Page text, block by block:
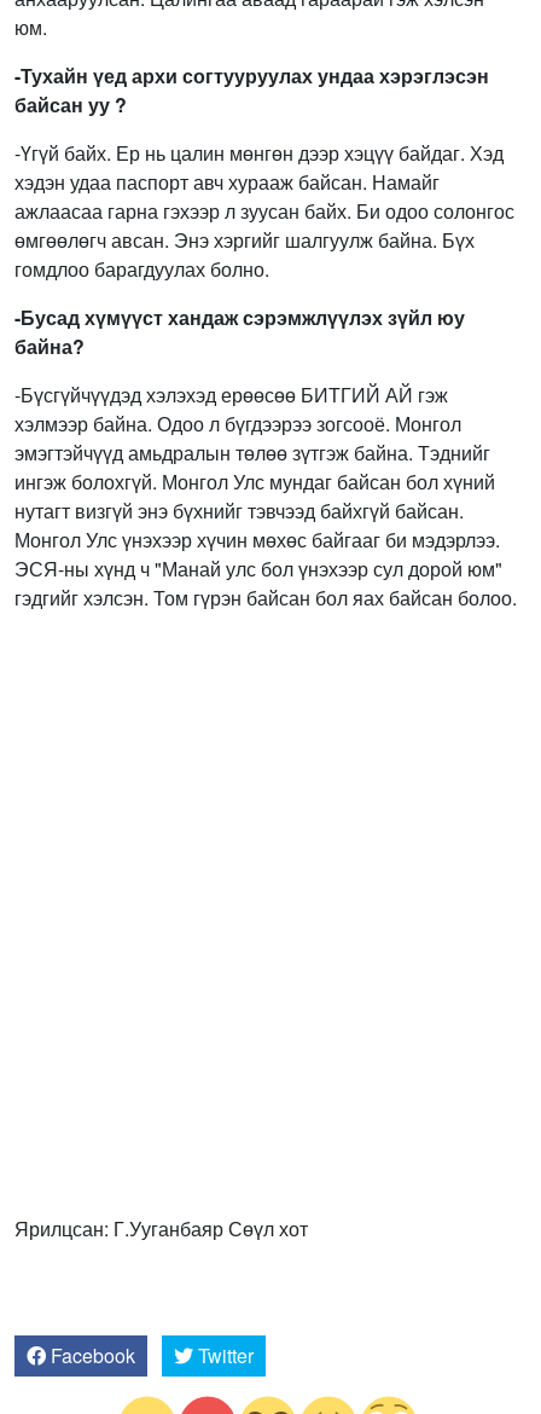
юм.
-Тухайн үед архи согтууруулах ундаа хэрэглэсэн
байсан уу ?
-Үгүй байх. Ер нь цалин мөнгөн дээр хэцүү байдаг. Хэд
хэдэн удаа паспорт авч хурааж байсан. Намайг
ажлаасаа гарна гэхээр л зуусан байх. Би одоо солонгос
өмгөөлөгч авсан. Энэ хэргийг шалгуулж байна. Бүх
гомдлоо барагдуулах болно.
-Бусад хүмүүст хандаж сэрэмжлүүлэх зүйл юу
байна?
-Бүсгүйчүүдэд хэлэхэд ерөөсөө БИТГИЙ АЙ гэж
хэлмээр байна. Одоо л бүгдээрээ зогсооё. Монгол
эмэгтэйчүүд амьдралын төлөө зүтгэж байна. Тэднийг
ингэж болохгүй. Монгол Улс мундаг байсан бол хүний
нутагт визгүй энэ бүхнийг тэвчээд байхгүй байсан.
Монгол Улс үнэхээр хүчин мөхөс байгааг би мэдэрлээ.
ЭСЯ-ны хүнд ч "Манай улс бол үнэхээр сул дорой юм"
гэдгийг хэлсэн. Том гүрэн байсан бол яах байсан болоо.
Ярилцсан: Г.Ууганбаяр Сөүл хот
Facebook Twitter